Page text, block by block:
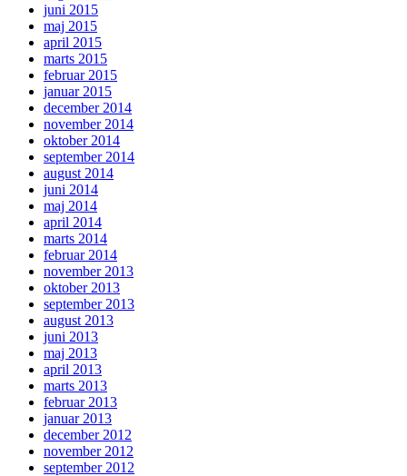
juni 2015
maj 2015
april 2015
marts 2015
februar 2015
januar 2015
december 2014
november 2014
oktober 2014
september 2014
august 2014
juni 2014
maj 2014
april 2014
marts 2014
februar 2014
november 2013
oktober 2013
september 2013
august 2013
juni 2013
maj 2013
april 2013
marts 2013
februar 2013
januar 2013
december 2012
november 2012
september 2012